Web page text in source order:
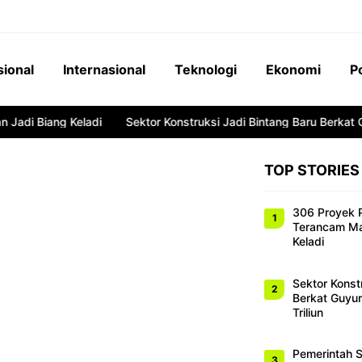
Internasional Teknologi Ekonomi
Biang Keladi Sektor Konstruksi Jadi Bintang Baru Berkat
TOP STORIES
306 Proyek
Terancam
Keladi
Sektor
Berkat
Triliun
Pemerintah